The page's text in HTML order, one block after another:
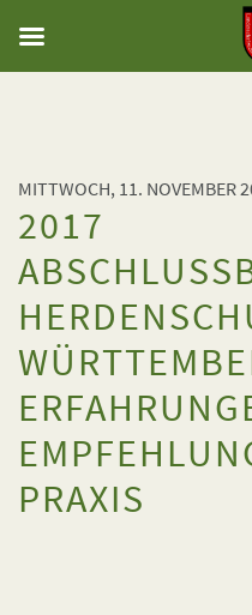
MITTWOCH, 11. NOVEMBER
2017
PRAXIS